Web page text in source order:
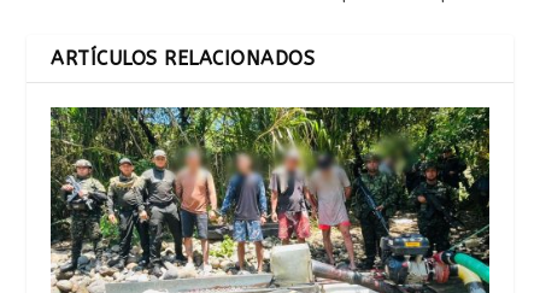
ARTÍCULOS RELACIONADOS